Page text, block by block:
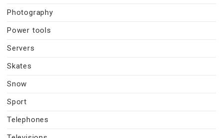
Photography
Power tools
Servers
Skates
Snow
Sport
Telephones